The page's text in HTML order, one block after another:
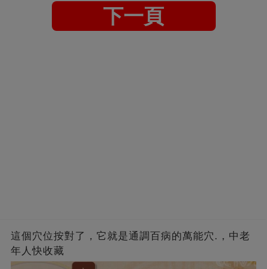
下一頁
這個穴位按對了，它就是通調百病的萬能穴.，中老
年人快收藏